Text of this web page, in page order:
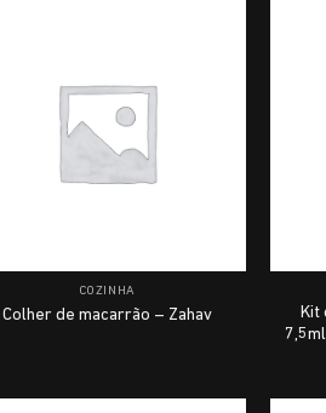
COZINHA
Colher de macarrão – Zahav
Kit